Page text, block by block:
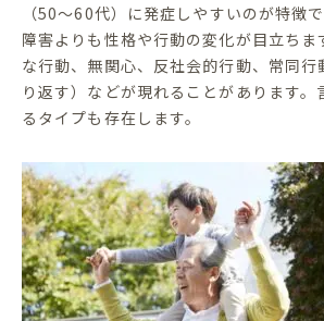
（50〜60代）に発症しやすいのが特徴
障害よりも性格や行動の変化が目立ちま
な行動、無関心、反社会的行動、常同行
り返す）などが現れることがあります。
るタイプも存在します。